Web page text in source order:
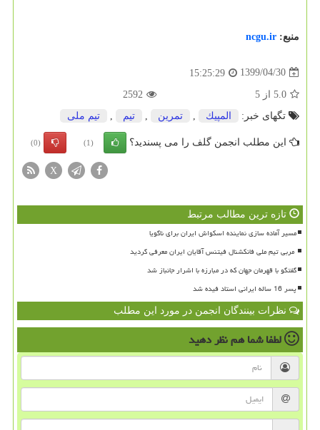
منبع: ncgu.ir
1399/04/30
15:25:29
5.0 از 5
2592
تگهای خبر:
المپیك تمرین تیم تیم ملی
این مطلب انجمن گلف را می پسندید؟ (1)
(0)
X
تازه ترین مطالب مرتبط
مسیر آماده سازی نماینده اسکواش ایران برای ناگویا
گفتگو با قهرمان جهان که در مبارزه با اشرار جانباز شد
پسر 16 ساله ایرانی استاد فیده شد
نظرات بینندگان انجمن در مورد این مطلب
لطفا شما همنظر دهید